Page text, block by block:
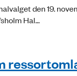
den 19.
Hal...